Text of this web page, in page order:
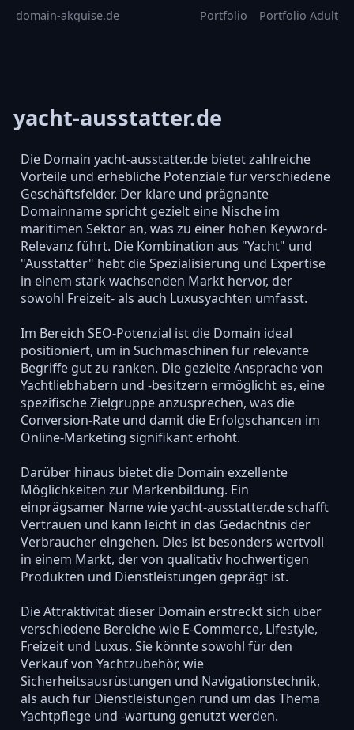
domain-akquise.de Portfolio Portfolio Adult
yacht-ausstatter.de
Die Domain yacht-ausstatter.de bietet zahlreiche
Vorteile und erhebliche Potenziale für verschiedene
Geschäftsfelder. Der klare und prägnante
Domainname spricht gezielt eine Nische im
maritimen Sektor an, was zu einer hohen Keyword-
Relevanz führt. Die Kombination aus "Yacht" und
"Ausstatter" hebt die Spezialisierung und Expertise
in einem stark wachsenden Markt hervor, der
sowohl Freizeit- als auch Luxusyachten umfasst.
Im Bereich SEO-Potenzial ist die Domain ideal
positioniert, um in Suchmaschinen für relevante
Begriffe gut zu ranken. Die gezielte Ansprache von
Yachtliebhabern und -besitzern ermöglicht es, eine
spezifische Zielgruppe anzusprechen, was die
Conversion-Rate und damit die Erfolgschancen im
Online-Marketing signifikant erhöht.
Darüber hinaus bietet die Domain exzellente
Möglichkeiten zur Markenbildung. Ein
einprägsamer Name wie yacht-ausstatter.de schafft
Vertrauen und kann leicht in das Gedächtnis der
Verbraucher eingehen. Dies ist besonders wertvoll
in einem Markt, der von qualitativ hochwertigen
Produkten und Dienstleistungen geprägt ist.
Die Attraktivität dieser Domain erstreckt sich über
verschiedene Bereiche wie E-Commerce, Lifestyle,
Freizeit und Luxus. Sie könnte sowohl für den
Verkauf von Yachtzubehör, wie
Sicherheitsausrüstungen und Navigationstechnik,
als auch für Dienstleistungen rund um das Thema
Yachtpflege und -wartung genutzt werden.